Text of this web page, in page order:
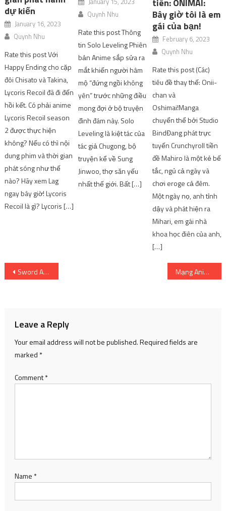
dự kiến
January 16, 2023
Quynh Nhu
Rate this post Với
Happy Ending cho cặp
đôi Chisato và Takina,
Lycoris Recoil đã đi đến
hồi kết. Có phải anime
Lycoris Recoil season
2 được thực hiện
không? Nếu có thì nội
dung phim và thời gian
phát sóng như thế
nào? Hãy xem Lag
ngay bây giờ! Lycoris
Recoil là gì? Lycoris […]
Quynh Nhu
Rate this post Thông
tin Solo Leveling Phiên
bản Anime sắp sửa ra
mắt khiến người hâm
mộ “đứng ngồi không
yên” trước những điều
mong đợi ở bộ truyện
đình đám này. Solo
Leveling là kiệt tác của
tác giả Chugong, bộ
truyện kể về Sung
Jinwoo, thợ săn yếu
nhất thế giới. Bất […]
tiên: ONIMAI:
Bây giờ tôi là em
gái của bạn!
February 6, 2023
Quynh Nhu
Rate this post (Các)
tiêu đề thay thế: Onii-
chan và
Oshimai!Manga
chuyển thể bởi Studio
BindĐang phát trực
tuyến Crunchyroll tiền
đề Mahiro là một kẻ bế
tắc, ngủ cả ngày và
chơi eroge cả đêm.
Một ngày nọ, anh tỉnh
dậy và phát hiện ra
Mihari, em gái nhà
khoa học điên của anh,
[…]
Post
Sword Art Online the Movie -Progressive- Scherzo of Deep Night Vé xem phim hiện có sẵn để mua tại Vương quốc Anh Mạng Anime Vương quốc Anh – Cửa sổ thứ ba 2023 Sogo Ishii phát hành kép
Leave a Reply
Your email address will not be published.Required fields are
marked *
Comment*
Name *